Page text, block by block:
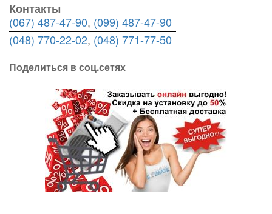
Контакты
(067) 487-47-90, (099) 487-47-90
(048) 770-22-02, (048) 771-77-50
Поделиться в соц.сетях